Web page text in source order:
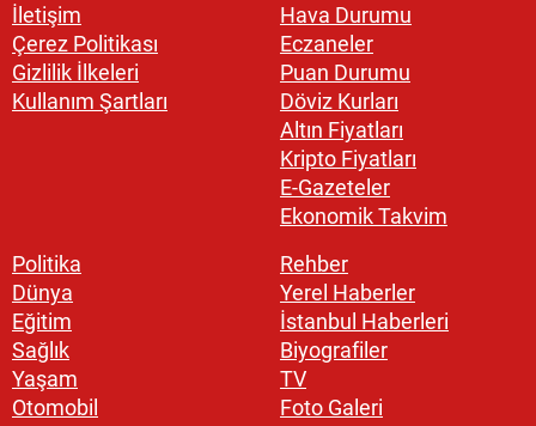
İletişim
Çerez Politikası
Gizlilik İlkeleri
Kullanım Şartları
Hava Durumu
Eczaneler
Puan Durumu
Döviz Kurları
Altın Fiyatları
Kripto Fiyatları
E-Gazeteler
Ekonomik Takvim
Politika
Dünya
Eğitim
Sağlık
Yaşam
Otomobil
Rehber
Yerel Haberler
İstanbul Haberleri
Biyografiler
TV
Foto Galeri